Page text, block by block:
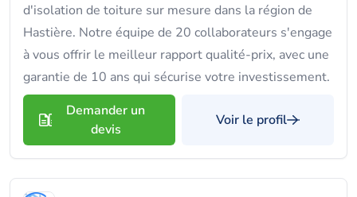
d'isolation de toiture sur mesure dans la région de
Hastière. Notre équipe de 20 collaborateurs s'engage
à vous offrir le meilleur rapport qualité-prix, avec une
garantie de 10 ans qui sécurise votre investissement.
Demander un
devis
Voir le profil